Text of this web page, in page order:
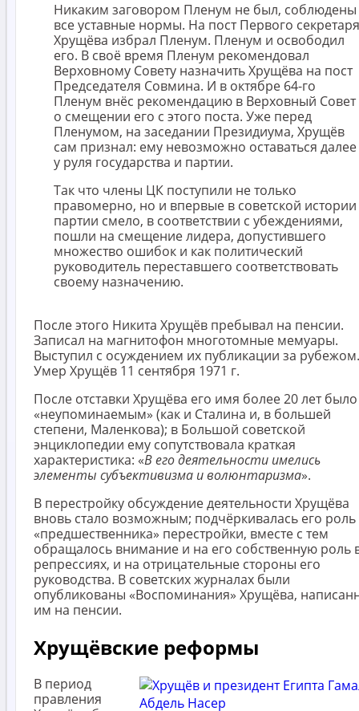
Никаким заговором Пленум не был, соблюдены
все уставные нормы. На пост Первого секретаря
Хрущёва избрал Пленум. Пленум и освободил
его. В своё время Пленум рекомендовал
Верховному Совету назначить Хрущёва на пост
Председателя Совмина. И в октябре 64-го
Пленум внёс рекомендацию в Верховный Совет
о смещении его с этого поста. Уже перед
Пленумом, на заседании Президиума, Хрущёв
сам признал: ему невозможно оставаться далее
у руля государства и партии.
Так что члены ЦК поступили не только
правомерно, но и впервые в советской истории
партии смело, в соответствии с убеждениями,
пошли на смещение лидера, допустившего
множество ошибок и как политический
руководитель переставшего соответствовать
своему назначению.
После этого Никита Хрущёв пребывал на пенсии.
Записал на магнитофон многотомные мемуары.
Выступил с осуждением их публикации за рубежом.
Умер Хрущёв 11 сентября 1971 г.
После отставки Хрущёва его имя более 20 лет было
«неупоминаемым» (как и Сталина и, в большей
степени, Маленкова); в Большой советской
энциклопедии ему сопутствовала краткая
характеристика: «В его деятельности имелись
элементы субъективизма и волюнтаризма».
В перестройку обсуждение деятельности Хрущёва
вновь стало возможным; подчёркивалась его роль
«предшественника» перестройки, вместе с тем
обращалось внимание и на его собственную роль
репрессиях, и на отрицательные стороны его
руководства. В советских журналах были
опубликованы «Воспоминания» Хрущёва,
им на пенсии.
Хрущёвские реформы
В период
правления